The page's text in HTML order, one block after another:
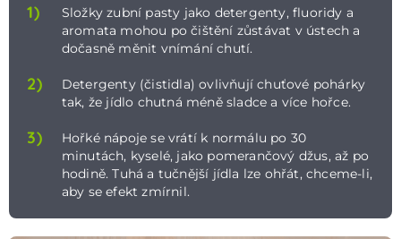
1)
Složky zubní pasty jako detergenty, fluoridy a
aromata mohou po čištění zůstávat v ústech a
dočasně měnit vnímání chutí.
2)
Detergenty (čistidla) ovlivňují chuťové pohárky
tak, že jídlo chutná méně sladce a více hořce.
3)
Hořké nápoje se vrátí k normálu po 30
minutách, kyselé, jako pomerančový džus, až po
hodině. Tuhá a tučnější jídla lze ohřát, chceme-li,
aby se efekt zmírnil.